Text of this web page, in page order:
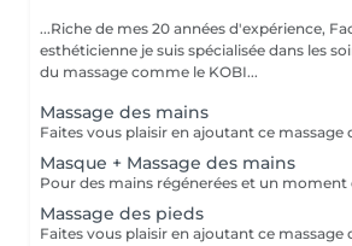
...Riche de mes 20 années d'expérience,
esthéticienne je suis spécialisée dans les
du massage comme le KOBI...
Massage des mains
Masque + Massage des mains
Massage des pieds